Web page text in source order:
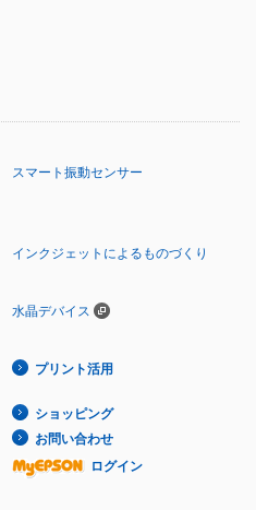
スマート振動センサー
インクジェットによるものづくり
水晶デバイス
プリント活用
ショッピング
お問い合わせ
ログイン